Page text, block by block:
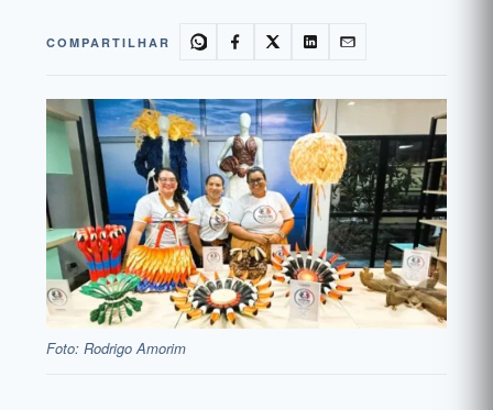
COMPARTILHAR
Foto: Rodrigo Amorim